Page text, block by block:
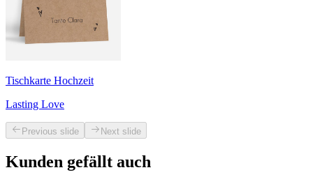
Tischkarte Hochzeit
Lasting Love
Previous slide Next slide
Kunden gefällt auch